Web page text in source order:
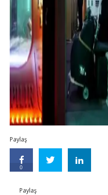
Paylaş
0
Paylaş